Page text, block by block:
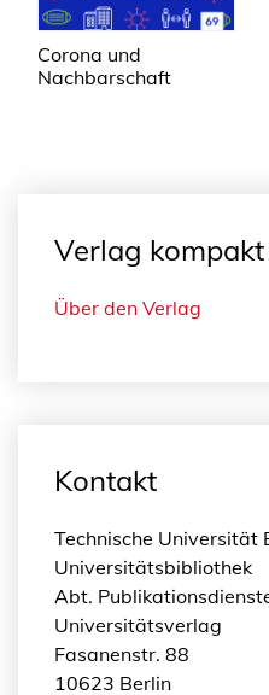
Corona und
Nachbarschaft
Verlag kompakt
Über den Verlag
Kontakt
Technische Universität
Universitätsbibliothek
Abt.
Universitätsverlag
Fasanenstr. 88
10623 Berlin